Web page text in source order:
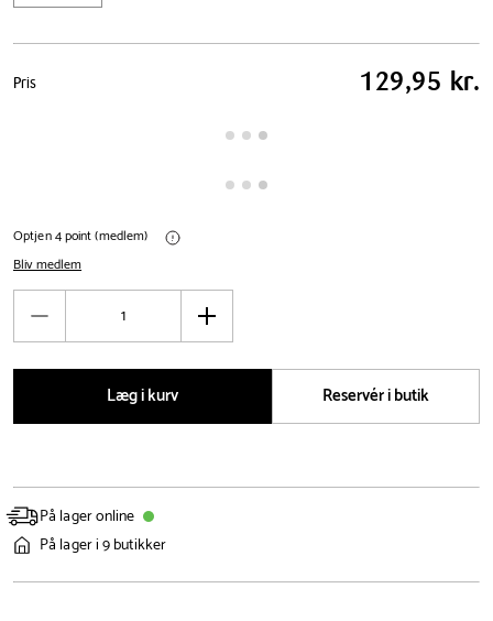
Pris
tabel
Pris 129,95 kr.
Optjen 4 point (medlem)
Bliv medlem
Antal
Øg
Læg i kurv
Reservér i butik
På lager online
På lager i 9 butikker